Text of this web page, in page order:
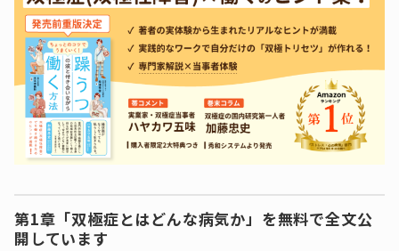
第1章「双極症とはどんな病気か」を無料で全文公
開しています